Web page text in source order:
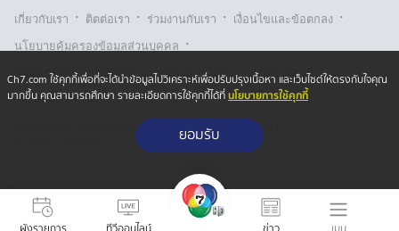
ภายใน 30 วัน หลังจากการประชุมฯ ในครั้งนี้ โดยมีฝ่าย
ไทยเป็นเจ้าภาพ
เกี่ยวกับเรา · ติตต่อเรา · ร่วมงานกับเรา · เงื่อนไขและข้อตกลง ·
นโยบายคุ้มครองข้อมูลส่วนบุคคล ·
นโยบายคุ้มครองข้อมูลส่วนบุคคล (ออนไลน์) · นโยบายคุกกี้ ·
รับเรื่องร้องเรียน
Copyright © 2026 Bangkok Broadcasting & T.V. Co.,Ltd.
Ch7.com ใช้คุกกี้เพื่อที่จะได้นำข้อมูลไปวิเคราะห์เพื่อปรับปรุงเนื้อหา และเว็บไซต์ให้ตรงกับใจคุณ
มากขึ้น คุณสามารถศึกษา รายละเอียดการใช้คุกกี้ได้ที่นโยบายการใช้คุกกี้
ยอมรับ